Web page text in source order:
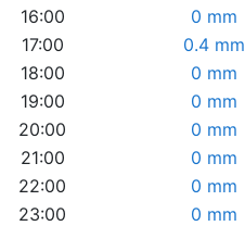
16:00
0 mm
17:00
0.4 mm
18:00
0 mm
19:00
0 mm
20:00
0 mm
21:00
0 mm
22:00
0 mm
23:00
0 mm